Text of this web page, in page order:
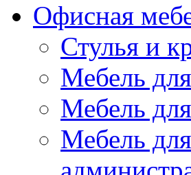
Офисная
Стулья и
Мебель
Мебель
Мебель